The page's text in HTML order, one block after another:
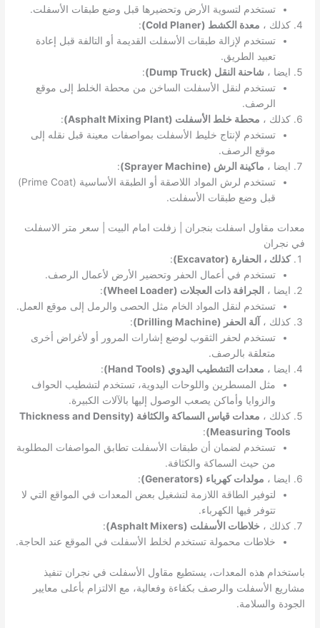
تستخدم لتسوية الأرض وتحضيرها قبل وضع طبقات الأسفلت.
كذلك ، معدة الكشط (Cold Planer)
:
تستخدم لإزالة طبقات الأسفلت القديمة أو التالفة قبل إعادة
تعبيد الطريق.
ايضا ، شاحنة النقل (Dump Truck)
:
تستخدم لنقل الأسفلت الساخن من محطة الخلط إلى موقع
الرصف.
كذلك ، محطة خلط الأسفلت (Asphalt Mixing Plant)
:
تستخدم لإنتاج خليط الأسفلت بمواصفات معينة قبل نقله إلى
موقع الرصف.
ايضا ، ماكينة الرش (Sprayer Machine)
:
تستخدم لرش المواد اللاصقة أو الطبقة الأساسية (Prime Coat)
قبل وضع طبقات الأسفلت.
معدات مقاول اسفلت بنجران | زفلت امام البيت | سعر متر الاسفلت
في نجران
كذلك ، الحفارة (Excavator)
:
تستخدم في أعمال الحفر وتحضير الأرض لأعمال الرصف.
ايضا ، الجرافة ذات العجلات (Wheel Loader)
:
تستخدم لنقل المواد الخام مثل الحصى والرمل إلى موقع العمل.
كذلك ، آلة الحفر (Drilling Machine)
:
تستخدم لحفر الثقوب لوضع إشارات المرور أو لأغراض أخرى
متعلقة بالرصف.
ايضا ، معدات التشطيب اليدوي (Hand Tools)
:
مثل المسطرين واللوحات اليدوية، تستخدم لتشطيب الحواف
والزوايا وأماكن يصعب الوصول إليها بالآلات الكبيرة.
كذلك ،
معدات قياس السماكة والكثافة (Thickness and Density
Measuring Tools)
:
تستخدم لضمان أن طبقات الأسفلت تطابق المواصفات المطلوبة
من حيث السماكة والكثافة.
ايضا ، مولدات كهرباء (Generators)
:
لتوفير الطاقة اللازمة لتشغيل بعض المعدات في المواقع التي لا
تتوفر فيها الكهرباء.
كذلك ، خلاطات الأسفلت (Asphalt Mixers)
:
خلاطات محمولة تستخدم لخلط الأسفلت في الموقع عند الحاجة.
باستخدام هذه المعدات، يستطيع مقاول الأسفلت في نجران تنفيذ
مشاريع الأسفلت والرصف بكفاءة وفعالية، مع الالتزام بأعلى معايير
الجودة والسلامة.